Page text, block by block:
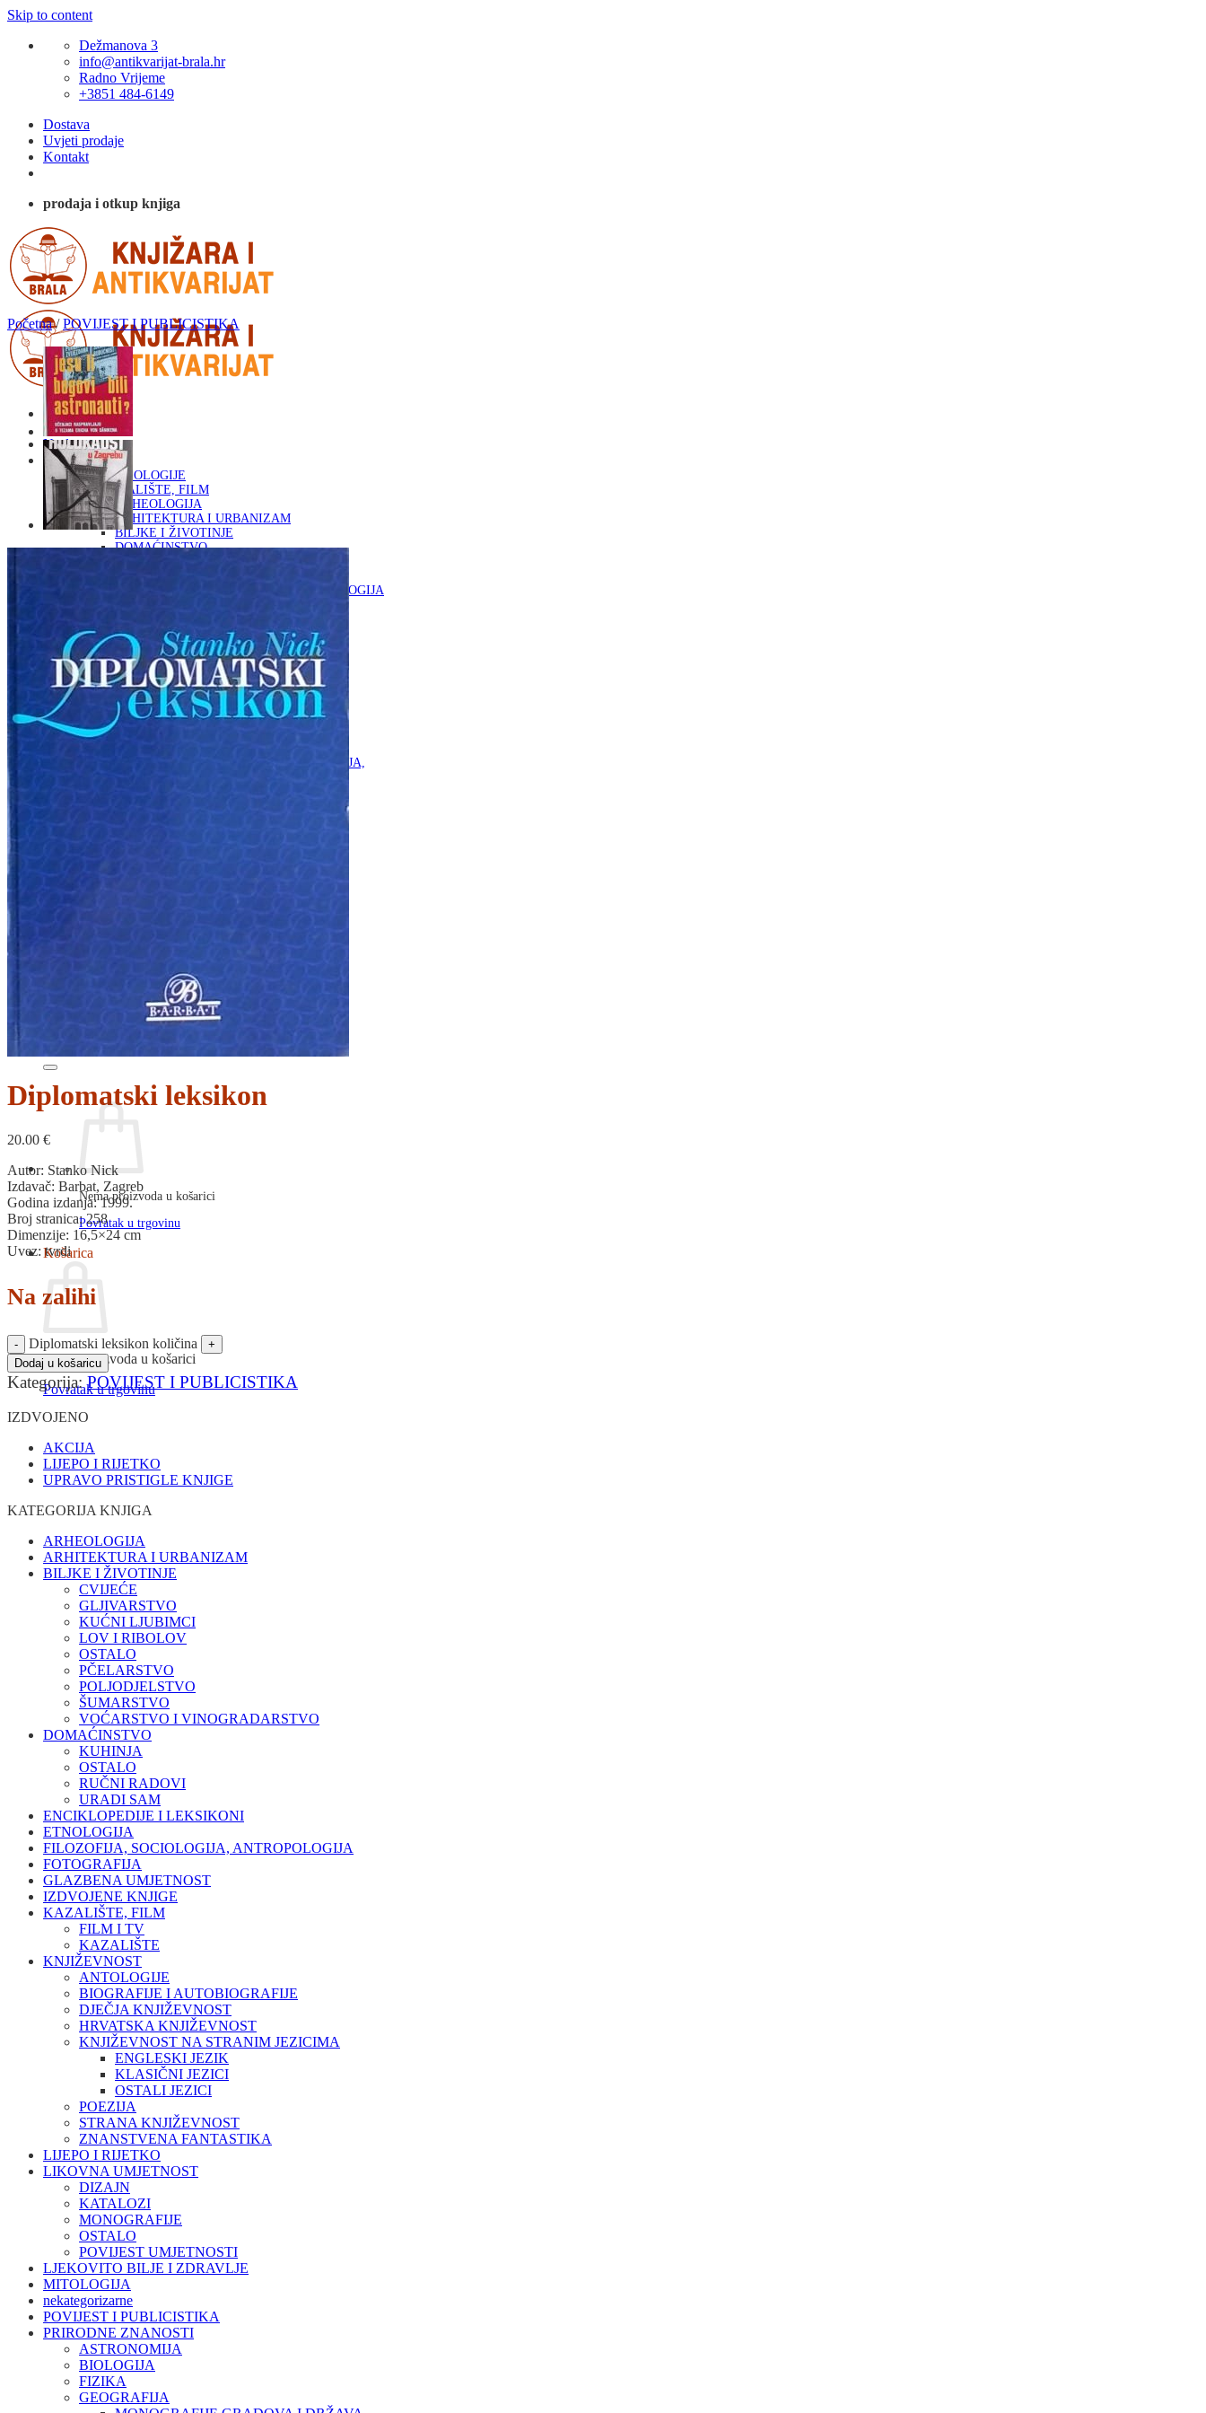
Skip to content
Dežmanova 3
info@antikvarijat-brala.hr
Radno Vrijeme
+3851 484-6149
Dostava
Uvjeti prodaje
Kontakt
prodaja i otkup knjiga
Naslovna
KNJIGE
OD ARHEOLOGIJE
DO KAZALIŠTE, FILM
ARHEOLOGIJA
ARHITEKTURA I URBANIZAM
BILJKE I ŽIVOTINJE
DOMAĆINSTVO
FILOZOFIJA, SOCIOLOGIJA, ANTROPOLOGIJA
KAZALIŠTE, FILM
OD KNJIŽEVNOST
DO RELIGIJA
KNJIŽEVNOST
LIKOVNA UMJETNOST
LJEKOVITO BILJE I ZDRAVLJE
MITOLOGIJA
POVIJEST I PUBLICISTIKA
PSIHOLOGIJA, POPULARNA PSIHOLOGIJA,
RELIGIJA
TEHNIČKE ZNANOSTI
Otkup knjiga
Novosti
AKCIJA
Nema proizvoda u košarici
Povratak u trgovinu
Košarica
Nema proizvoda u košarici
Povratak u trgovinu
Početna / POVIJEST I PUBLICISTIKA
Diplomatski leksikon
20.00 €
Autor: Stanko Nick
Izdavač: Barbat, Zagreb
Godina izdanja: 1999.
Broj stranica: 258
Dimenzije: 16,5×24 cm
Uvez: tvrdi
Na zalihi
Diplomatski leksikon količina
Dodaj u košaricu
Kategorija:POVIJEST I PUBLICISTIKA
IZDVOJENO
AKCIJA
LIJEPO I RIJETKO
UPRAVO PRISTIGLE KNJIGE
KATEGORIJA KNJIGA
ARHEOLOGIJA
ARHITEKTURA I URBANIZAM
BILJKE I ŽIVOTINJE
CVIJEĆE
GLJIVARSTVO
KUĆNI LJUBIMCI
LOV I RIBOLOV
OSTALO
PČELARSTVO
POLJODJELSTVO
ŠUMARSTVO
VOĆARSTVO I VINOGRADARSTVO
DOMAĆINSTVO
KUHINJA
OSTALO
RUČNI RADOVI
URADI SAM
ENCIKLOPEDIJE I LEKSIKONI
ETNOLOGIJA
FILOZOFIJA, SOCIOLOGIJA, ANTROPOLOGIJA
FOTOGRAFIJA
GLAZBENA UMJETNOST
IZDVOJENE KNJIGE
KAZALIŠTE, FILM
FILM I TV
KAZALIŠTE
KNJIŽEVNOST
ANTOLOGIJE
BIOGRAFIJE I AUTOBIOGRAFIJE
DJEČJA KNJIŽEVNOST
HRVATSKA KNJIŽEVNOST
KNJIŽEVNOST NA STRANIM JEZICIMA
ENGLESKI JEZIK
KLASIČNI JEZICI
OSTALI JEZICI
POEZIJA
STRANA KNJIŽEVNOST
ZNANSTVENA FANTASTIKA
LIJEPO I RIJETKO
LIKOVNA UMJETNOST
DIZAJN
KATALOZI
MONOGRAFIJE
OSTALO
POVIJEST UMJETNOSTI
LJEKOVITO BILJE I ZDRAVLJE
MITOLOGIJA
nekategorizarne
POVIJEST I PUBLICISTIKA
PRIRODNE ZNANOSTI
ASTRONOMIJA
BIOLOGIJA
FIZIKA
GEOGRAFIJA